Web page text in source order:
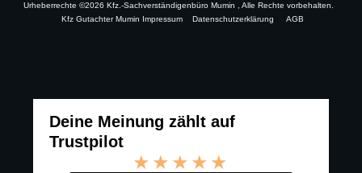
Urheberrechte ©2026 Kfz.-Sachverständigenbüro Mumin , Alle Rechte vorbehalten.
Kfz Gutachter Mumin Impressum
Datenschutzerklärung AGB
Deine Meinung zählt auf
Trustpilot
★★★★★